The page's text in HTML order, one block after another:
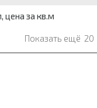
цена за кв.м
Показать ещё 20